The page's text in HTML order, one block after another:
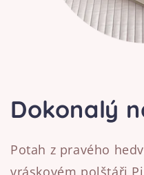
Dokonalý
Potah z pravého